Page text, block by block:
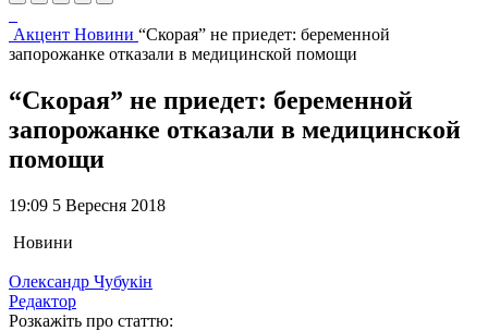
Акцент Новини “Скорая” не приедет: беременной
запорожанке отказали в медицинской помощи
“Скорая” не приедет: беременной
запорожанке отказали в медицинской
помощи
19:09 5 Вересня 2018
Новини
Олександр Чубукін
Редактор
Розкажіть про статтю: